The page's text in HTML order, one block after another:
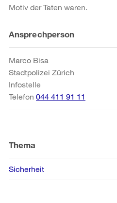
Motiv der Taten waren.
Weitere
Informationen
Ansprechperson
Marco Bisa
Stadtpolizei Zürich
Infostelle
Telefon 044 411 91 11
Thema
Sicherheit